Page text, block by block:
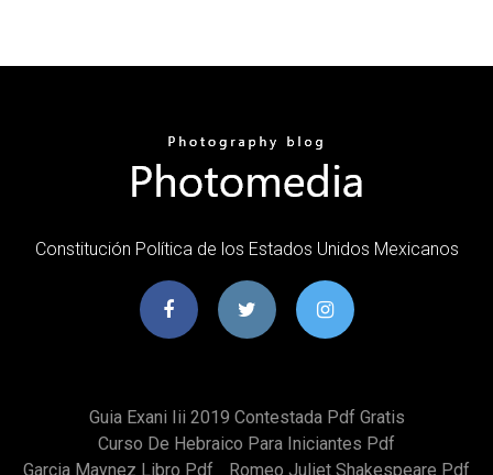
Constitución Política de los Estados Unidos Mexicanos
Guia Exani Iii 2019 Contestada Pdf Gratis
Curso De Hebraico Para Iniciantes Pdf
Garcia Maynez Libro Pdf
Romeo Juliet Shakespeare Pdf